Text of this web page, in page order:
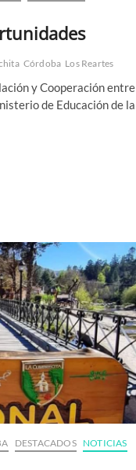
Córdoba Los Reartes
y Cooperación entre
de Educación de la
DESTACADOS
NOTICIAS